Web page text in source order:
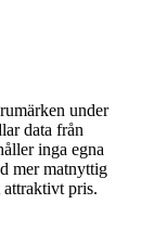
under
data från
inga egna
mer matnyttig
pris.